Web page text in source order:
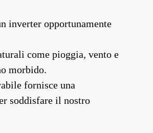
inverter opportunamente
come pioggia, vento e
morbido.
fornisce una
soddisfare il nostro